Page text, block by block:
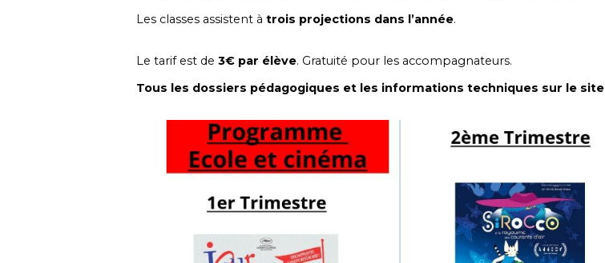
Les classes assistent à trois projections dans l’année.
Le tarif est de 3€ par élève. Gratuité pour les accompagnateurs.
Tous les dossiers pédagogiques et les informations techniques sur le site